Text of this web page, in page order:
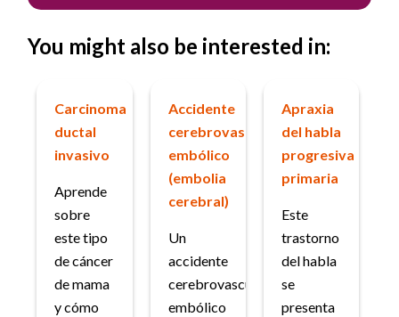
You might also be interested in:
Carcinoma
ductal
invasivo
Aprende
sobre
este tipo
de cáncer
de mama
y cómo
Accidente
cerebrovascular
embólico
(embolia
cerebral)
Un
accidente
cerebrovascular
embólico
Apraxia
del habla
progresiva
primaria
Este
trastorno
del habla
se
presenta